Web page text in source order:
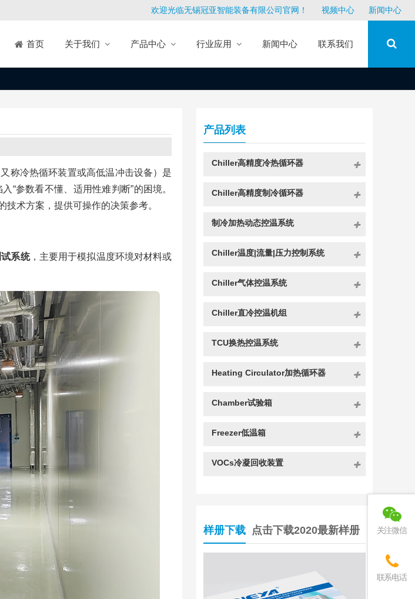
欢迎光临无锡冠亚智能装备有限公司官网！ 视频中心 新闻中心
首页 关于我们 产品中心 行业应用 新闻中心 联系我们
称冷热循环装置或高低温冲击设备）是
“参数看不懂、适用性难判断”的困境。
术方案，提供可操作的决策参考。
系统，主要用于模拟温度环境对材料或
产品列表
Chiller高精度冷热循环器
Chiller高精度制冷循环器
制冷加热动态控温系统
Chiller温度|流量|压力控制系统
Chiller气体控温系统
Chiller直冷控温机组
TCU换热控温系统
Heating Circulator加热循环器
Chamber试验箱
Freezer低温箱
VOCs冷凝回收装置
样册下载 点击下载2020最新样册 关注微信
联系电话